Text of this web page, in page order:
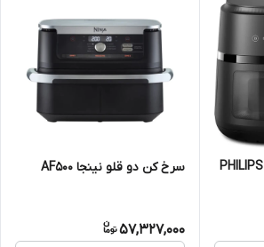
سرخ کن فیلیپس مدل PHILIPS
سرخ کن دو قلو نینجا AF500
57,327,000